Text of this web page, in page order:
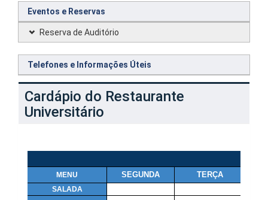
Eventos e Reservas
Reserva de Auditório
Telefones e Informações Úteis
Cardápio do Restaurante
Universitário